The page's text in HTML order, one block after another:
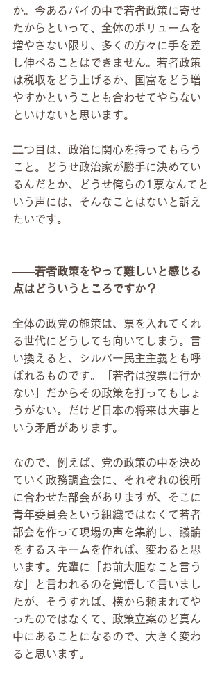
か。今あるパイの中で若者政策に寄せ
たからといって、全体のボリュームを
増やさない限り、多くの方々に手を差
し伸べることはできません。若者政策
は税収をどう上げるか、国富をどう増
やすかということも合わせてやらない
といけないと思います。
二つ目は、政治に関心を持ってもらう
こと。どうせ政治家が勝手に決めてい
るんだとか、どうせ俺らの1票なんてと
いう声には、そんなことはないと訴え
たいです。
――若者政策をやって難しいと感じる
点はどういうところですか？
全体の政党の施策は、票を入れてくれ
る世代にどうしても向いてしまう。言
い換えると、シルバー民主主義とも呼
ばれるものです。「若者は投票に行か
ない」だからその政策を打ってもしょ
うがない。だけど日本の将来は大事と
いう矛盾があります。
なので、例えば、党の政策の中を決め
ていく政務調査会に、それぞれの役所
に合わせた部会がありますが、そこに
青年委員会という組織ではなくて若者
部会を作って現場の声を集約し、議論
をするスキームを作れば、変わると思
います。先輩に「お前大胆なこと言う
な」と言われるのを覚悟して言いまし
たが、そうすれば、横から頼まれてや
ったのではなくて、政策立案のど真ん
中にあることになるので、大きく変わ
ると思います。